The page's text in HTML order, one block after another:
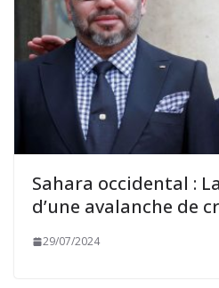
Sahara occidental :
d’une avalanche de
29/07/2024